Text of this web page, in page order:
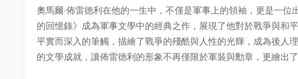
奧馬爾·佈雷德利在他的一生中，不僅是軍事上的領袖，更是一
的回憶錄》成為軍事文學中的經典之作，展現了他對於戰爭與和
平實而深入的筆觸，描繪了戰爭的殘酷與人性的光輝，成為後人
的文學成就，讓佈雷德利的形象不再僅限於軍裝與勳章，更繪出